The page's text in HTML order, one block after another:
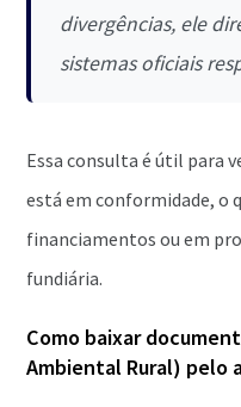
divergências, ele
sistemas oficiais
Essa consulta é útil para
está em conformidade, o
financiamentos ou em
fundiária.
Como baixar
Ambiental Rural) pelo